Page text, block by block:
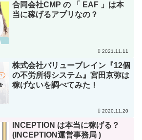
合同会社CMP の 「 EAF 」は本
当に稼げるアプリなの？
2021.11.11
株式会社バリューブレイン『12個
の不労所得システム』宮田京弥は
稼げないを調べてみた！
2020.11.20
INCEPTION は本当に稼げる？
(INCEPTION運営事務局 )